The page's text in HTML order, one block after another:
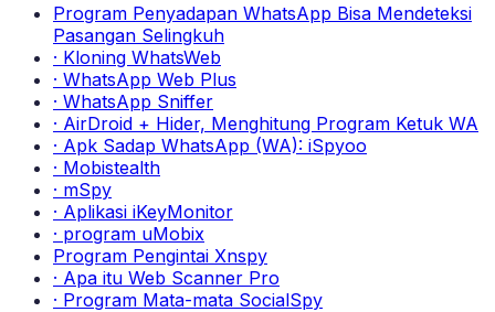
Program Penyadapan WhatsApp Bisa Mendeteksi
Pasangan Selingkuh
· Kloning WhatsWeb
· WhatsApp Web Plus
· WhatsApp Sniffer
· AirDroid + Hider, Menghitung Program Ketuk WA
· Apk Sadap WhatsApp (WA): iSpyoo
· Mobistealth
· mSpy
· Aplikasi iKeyMonitor
· program uMobix
Program Pengintai Xnspy
· Apa itu Web Scanner Pro
· Program Mata-mata SocialSpy